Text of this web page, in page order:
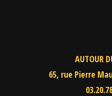
AUTOUR
65, rue Pierre